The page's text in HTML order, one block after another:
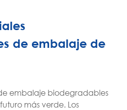
de embalaje de
embalaje biodegradables
más verde. Los